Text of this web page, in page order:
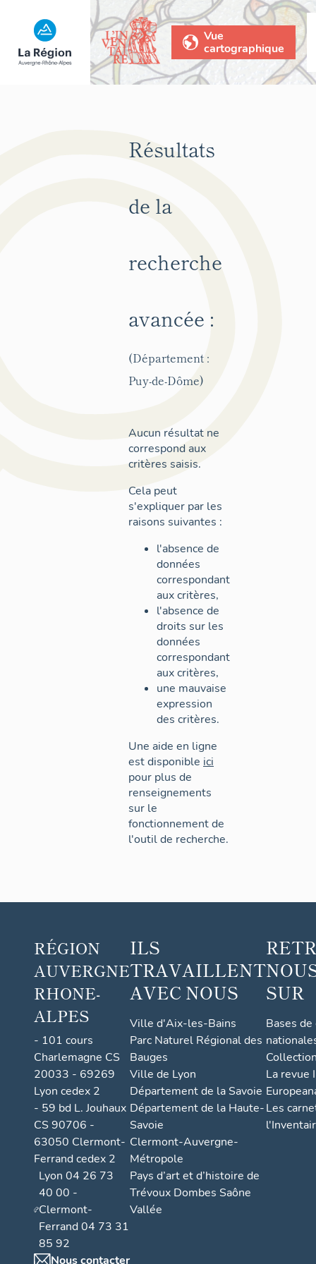
Vue
cartographique
Résultats
de la
recherche
avancée :
(Département :
Puy-de-Dôme)
Aucun résultat ne
correspond aux
critères saisis.
Cela peut
s'expliquer par les
raisons suivantes :
l'absence de
données
correspondant
aux critères,
l'absence de
droits sur les
données
correspondant
aux critères,
une mauvaise
expression
des critères.
Une aide en ligne
est disponible ici
pour plus de
renseignements
sur le
fonctionnement de
l'outil de recherche.
RÉGION
AUVERGNE
RHONE-
ALPES
- 101 cours
Charlemagne CS
20033 - 69269
Lyon cedex 2
- 59 bd L. Jouhaux
CS 90706 -
63050 Clermont-
Ferrand cedex 2
Lyon 04 26 73
40 00 -
Clermont-
Ferrand 04 73 31
85 92
Nous contacter
ILS
TRAVAILLENT
AVEC NOUS
Ville d'Aix-les-Bains
Parc Naturel Régional des
Bauges
Ville de Lyon
Département de la Savoie
Département de la Haute-
Savoie
Clermont-Auvergne-
Métropole
Pays d’art et d’histoire de
Trévoux Dombes Saône
Vallée
SUR
Bases
La revue
Les